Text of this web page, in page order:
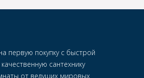
первую покупку с быстрой
сантехнику
от ведущих мировых